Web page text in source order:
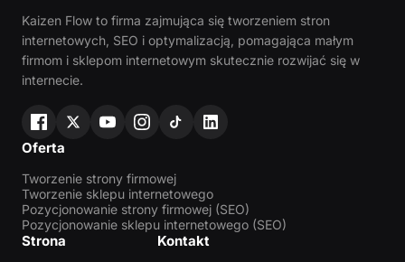
Kaizen Flow to firma zajmująca się tworzeniem stron
internetowych, SEO i optymalizacją, pomagająca małym
firmom i sklepom internetowym skutecznie rozwijać się w
internecie.
Oferta
Tworzenie strony firmowej
Tworzenie sklepu internetowego
Pozycjonowanie strony firmowej (SEO)
Pozycjonowanie sklepu internetowego (SEO)
Strona Kontakt